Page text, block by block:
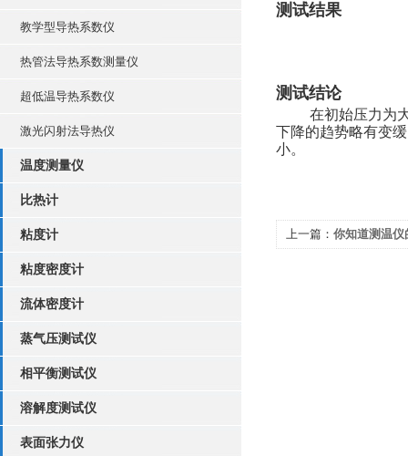
教学型导热系数仪
热管法导热系数测量仪
超低温导热系数仪
激光闪射法导热仪
温度测量仪
比热计
粘度计
粘度密度计
流体密度计
蒸气压测试仪
相平衡测试仪
溶解度测试仪
表面张力仪
测试结果
测试结论
在初始压力为
下降的趋势略有变
小。
上一篇： 你知道测温仪